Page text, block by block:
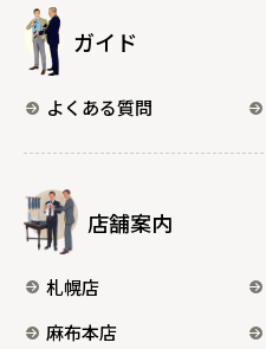
ガイド
よくある質問
店舗案内
札幌店
麻布本店